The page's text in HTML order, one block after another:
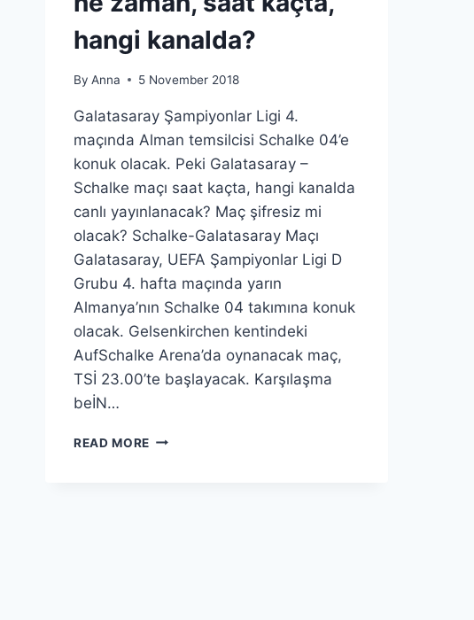
hangi kanalda?
By Anna 5 November 2018
Galatasaray Şampiyonlar Ligi 4.
maçında Alman temsilcisi Schalke 04’e
konuk olacak. Peki Galatasaray –
Schalke maçı saat kaçta, hangi kanalda
canlı yayınlanacak? Maç şifresiz mi
olacak? Schalke-Galatasaray Maçı
Galatasaray, UEFA Şampiyonlar Ligi D
Grubu 4. hafta maçında yarın
Almanya’nın Schalke 04 takımına konuk
olacak. Gelsenkirchen kentindeki
AufSchalke Arena’da oynanacak maç,
TSİ 23.00’te başlayacak. Karşılaşma
beİN…
READ MORE SCHALKE